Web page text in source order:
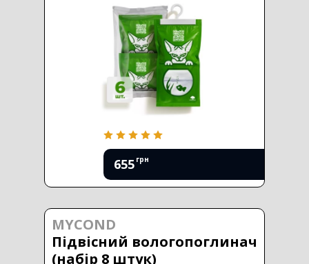
655 грн
MYCOND
Підвісний вологопоглинач
(набір 8 штук)